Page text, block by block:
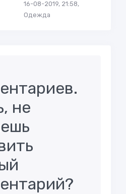
16-08-2019, 21:58,
Одежда
не